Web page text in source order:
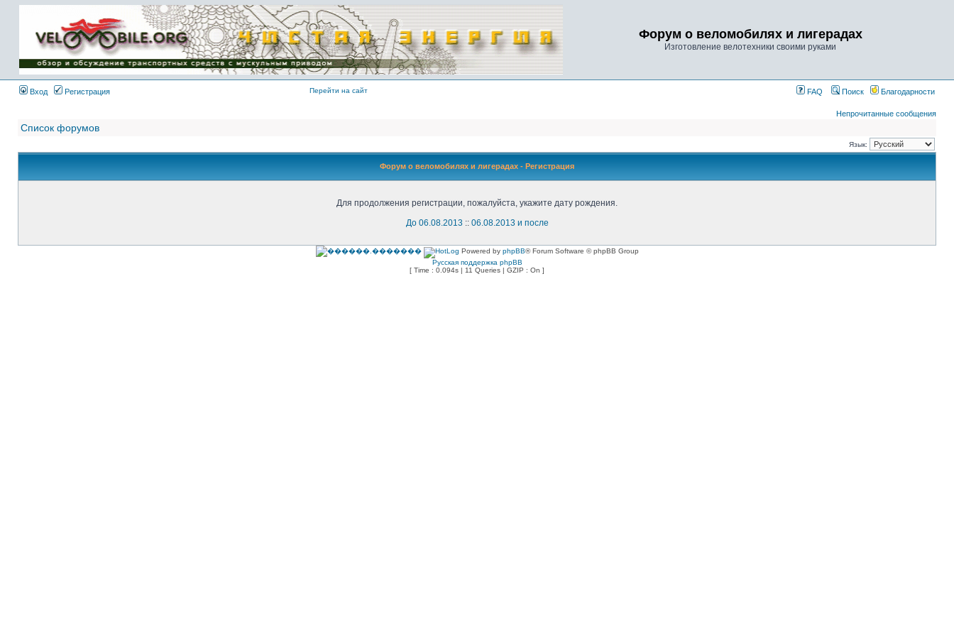
Имя пользователя:
Пароль:
{ LOG_ME_IN_SHORT
}
Форум о веломобилях и лигерадах
Изготовление велотехники своими руками
Вход Регистрация Перейти на сайт FAQ Поиск Благодарности
Непрочитанные сообщения
Список форумов
Язык:
Форум о веломобилях и лигерадах - Регистрация
Для продолжения регистрации, пожалуйста, укажите дату рождения.
До 06.08.2013 :: 06.08.2013 и после
Powered by phpBB® Forum Software © phpBB Group
Русская поддержка phpBB
[ Time : 0.094s | 11 Queries | GZIP : On ]